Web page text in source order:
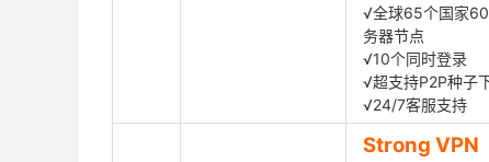
√全球65个国家
务器节点
√10个同时登录
√超支持P2P种子
√24/7客服支持
Strong VPN